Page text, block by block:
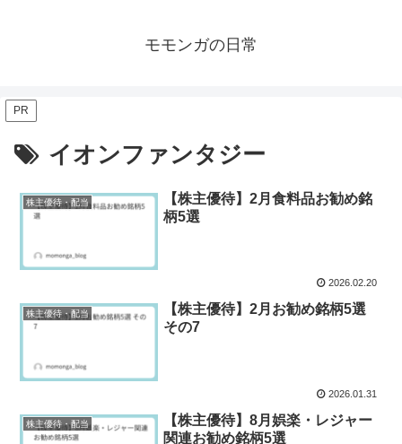
モモンガの日常
PR
イオンファンタジー
株主優待・配当
【株主優待】2月食料品お勧め銘
柄5選
2026.02.20
株主優待・配当
【株主優待】2月お勧め銘柄5選
その7
2026.01.31
株主優待・配当
【株主優待】8月娯楽・レジャー
関連お勧め銘柄5選